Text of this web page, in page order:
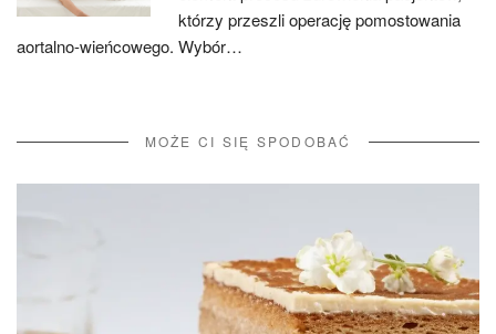
którzy przeszli operację pomostowania
aortalno-wieńcowego. Wybór…
MOŻE CI SIĘ SPODOBAĆ